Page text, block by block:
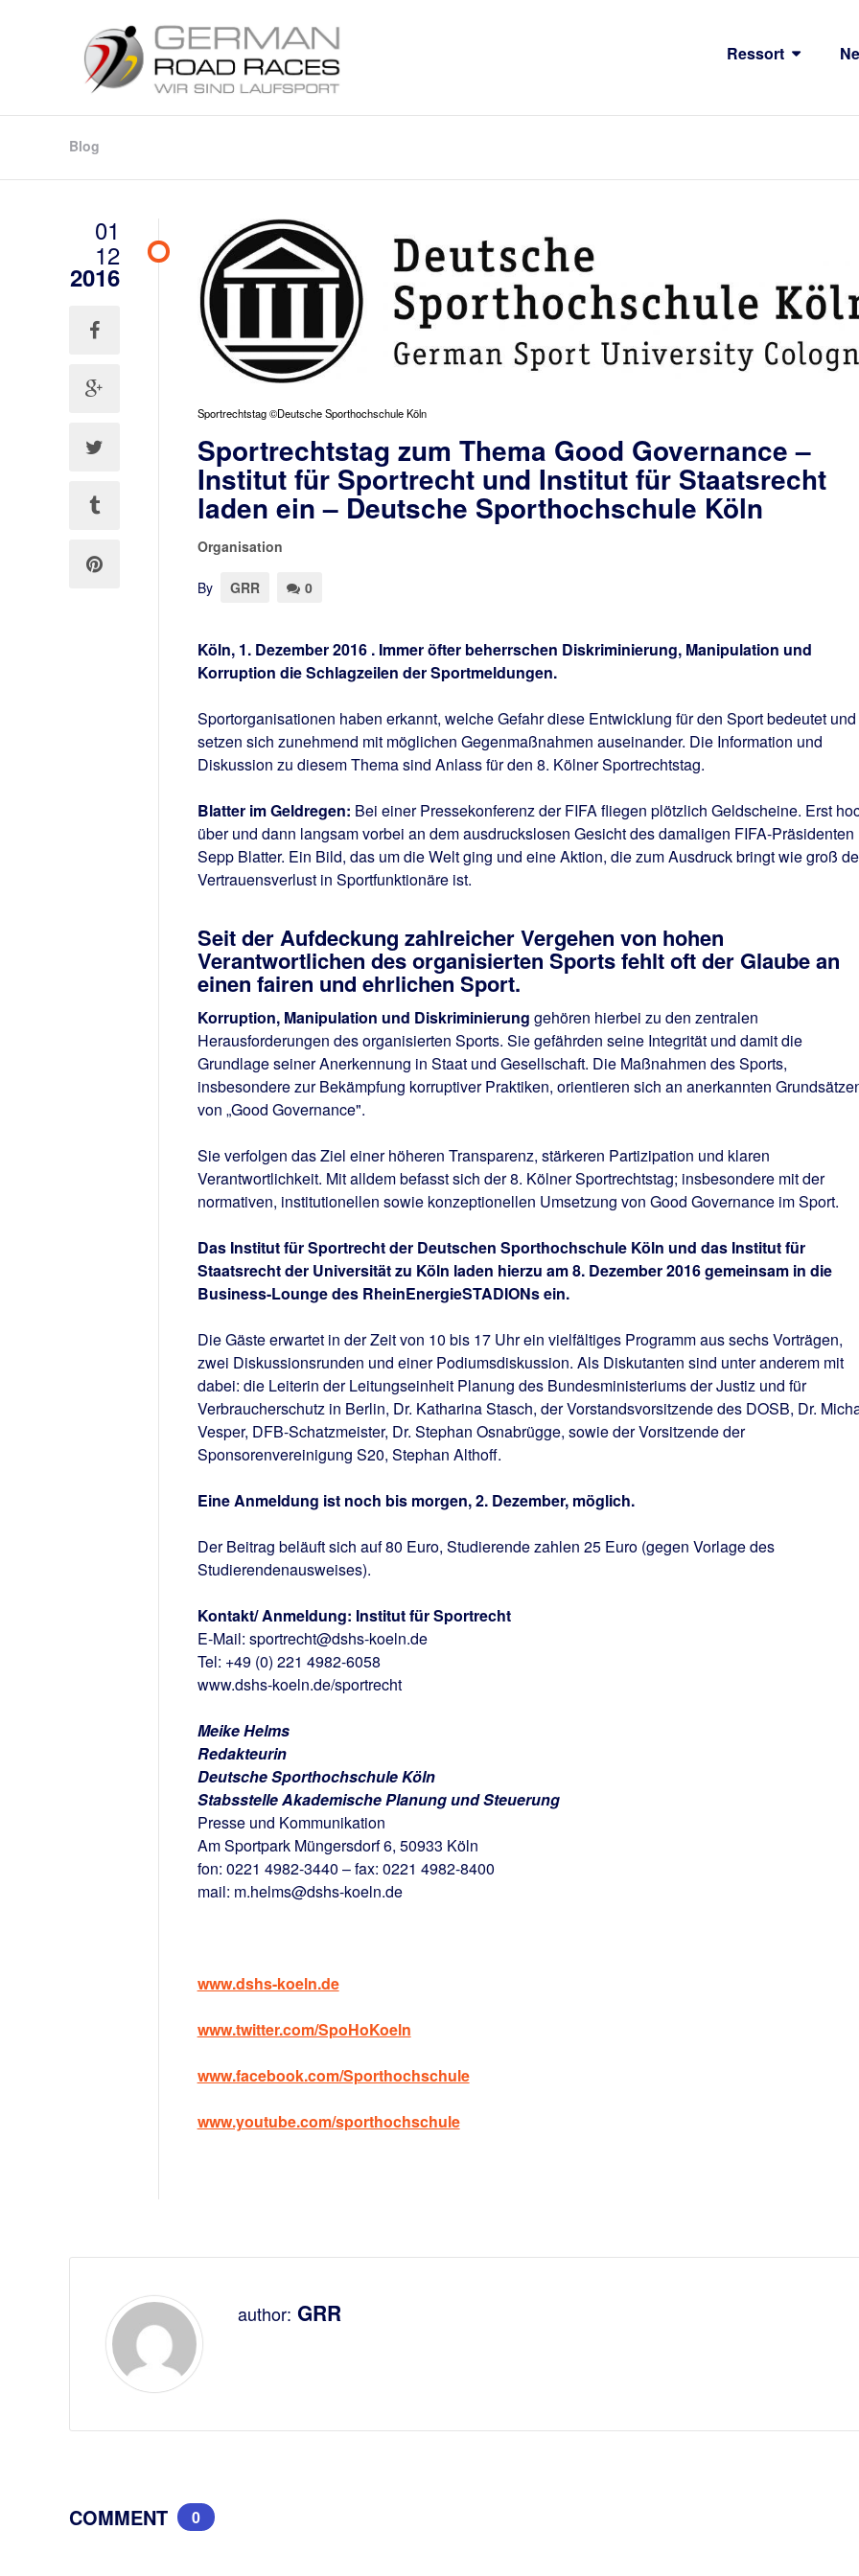
Ressort
Blog
01
12
2016
Sportrechtstag ©Deutsche Sporthochschule Köln
Sportrechtstag zum Thema Good Governance –
Institut für Sportrecht und Institut für Staatsrecht
laden ein – Deutsche Sporthochschule Köln
Organisation
By GRR 0
Köln, 1. Dezember 2016 . Immer öfter beherrschen Diskriminierung, Manipulation und
Korruption die Schlagzeilen der Sportmeldungen.
Sportorganisationen haben erkannt, welche Gefahr diese Entwicklung für den Sport bedeutet und
setzen sich zunehmend mit möglichen Gegenmaßnahmen auseinander. Die Information und
Diskussion zu diesem Thema sind Anlass für den 8. Kölner Sportrechtstag.
Blatter im Geldregen: Bei einer Pressekonferenz der FIFA fliegen plötzlich Geldscheine. Erst
über und dann langsam vorbei an dem ausdruckslosen Gesicht des damaligen FIFA-Präsidenten
Sepp Blatter. Ein Bild, das um die Welt ging und eine Aktion, die zum Ausdruck bringt wie groß
Vertrauensverlust in Sportfunktionäre ist.
Seit der Aufdeckung zahlreicher Vergehen von hohen
Verantwortlichen des organisierten Sports fehlt oft der Glaube an
einen fairen und ehrlichen Sport.
Korruption, Manipulation und Diskriminierung gehören hierbei zu den zentralen
Herausforderungen des organisierten Sports. Sie gefährden seine Integrität und damit die
Grundlage seiner Anerkennung in Staat und Gesellschaft. Die Maßnahmen des Sports,
insbesondere zur Bekämpfung korruptiver Praktiken, orientieren sich an anerkannten
von „Good Governance".
Sie verfolgen das Ziel einer höheren Transparenz, stärkeren Partizipation und klaren
Verantwortlichkeit. Mit alldem befasst sich der 8. Kölner Sportrechtstag; insbesondere mit der
normativen, institutionellen sowie konzeptionellen Umsetzung von Good Governance im Sport.
Das Institut für Sportrecht der Deutschen Sporthochschule Köln und das Institut für
Staatsrecht der Universität zu Köln laden hierzu am 8. Dezember 2016 gemeinsam in die
Business-Lounge des RheinEnergieSTADIONs ein.
Die Gäste erwartet in der Zeit von 10 bis 17 Uhr ein vielfältiges Programm aus sechs Vorträgen,
zwei Diskussionsrunden und einer Podiumsdiskussion. Als Diskutanten sind unter anderem mit
dabei: die Leiterin der Leitungseinheit Planung des Bundesministeriums der Justiz und für
Verbraucherschutz in Berlin, Dr. Katharina Stasch, der Vorstandsvorsitzende des DOSB, Dr.
Vesper, DFB-Schatzmeister, Dr. Stephan Osnabrügge, sowie der Vorsitzende der
Sponsorenvereinigung S20, Stephan Althoff.
Eine Anmeldung ist noch bis morgen, 2. Dezember, möglich.
Der Beitrag beläuft sich auf 80 Euro, Studierende zahlen 25 Euro (gegen Vorlage des
Studierendenausweises).
Kontakt/ Anmeldung: Institut für Sportrecht
E-Mail: sportrecht@dshs-koeln.de
Tel: +49 (0) 221 4982-6058
www.dshs-koeln.de/sportrecht
Meike Helms
Redakteurin
Deutsche Sporthochschule Köln
Stabsstelle Akademische Planung und Steuerung
Presse und Kommunikation
Am Sportpark Müngersdorf 6, 50933 Köln
fon: 0221 4982-3440 – fax: 0221 4982-8400
mail: m.helms@dshs-koeln.de
www.dshs-koeln.de
www.twitter.com/SpoHoKoeln
www.facebook.com/Sporthochschule
www.youtube.com/sporthochschule
author: GRR
COMMENT 0